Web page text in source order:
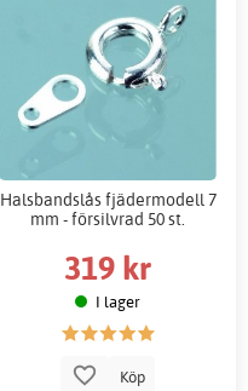
Halsbandslås fjädermodell 7
mm - försilvrad 50 st.
319 kr
I lager
Köp